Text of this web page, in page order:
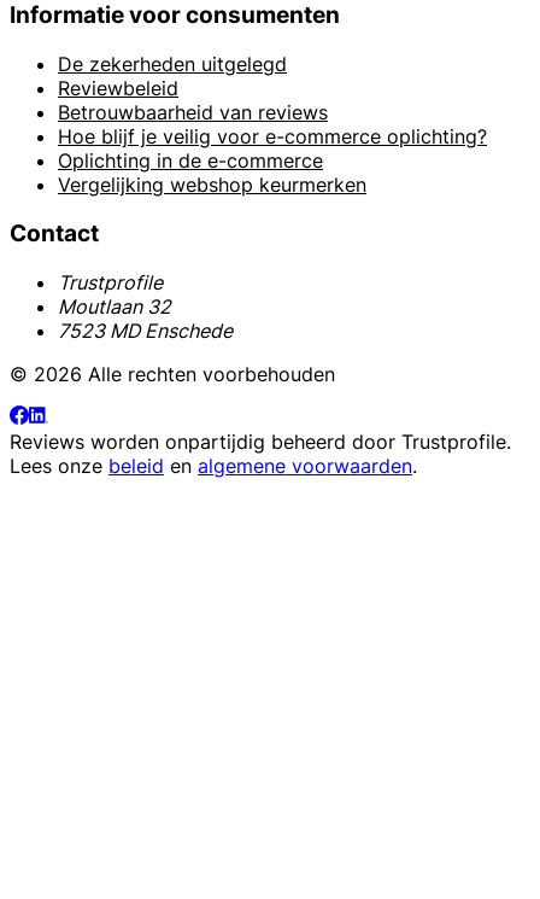
Informatie voor consumenten
De zekerheden uitgelegd
Reviewbeleid
Betrouwbaarheid van reviews
Hoe blijf je veilig voor e-commerce oplichting?
Oplichting in de e-commerce
Vergelijking webshop keurmerken
Contact
Trustprofile
Moutlaan 32
7523 MD Enschede
© 2026 Alle rechten voorbehouden
Reviews worden onpartijdig beheerd door Trustprofile.
Lees onze beleid en algemene voorwaarden.